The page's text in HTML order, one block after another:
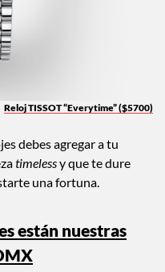
Reloj TISSOT “Everytime” ($5700)
debes agregar a tu
timelessy que te dure
una fortuna.
están nuestras